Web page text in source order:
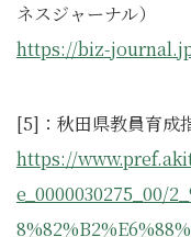
ネスジャーナル）
https://biz-
[5]：秋田県教員育成
https://
e_0000030275_00/